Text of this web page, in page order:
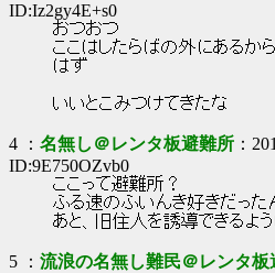
ID:Iz2gy4E+s0
おつおつ
ここはしたらばの外にあるか
はず
いいとこみつけてきたな
4 ： 名無し＠レンタ板避難所 ：
ID:9E750OZvb0
ここって避難所？
ふる速のふいんき好きだった
あと、旧住人を誘導できるよ
5 ： 流浪の名無し難民＠レンタ板